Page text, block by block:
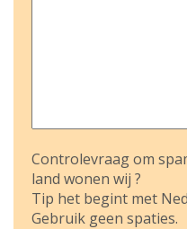
Controlevraag om
land wonen wij ?
Tip het begint met
Gebruik geen spaties.